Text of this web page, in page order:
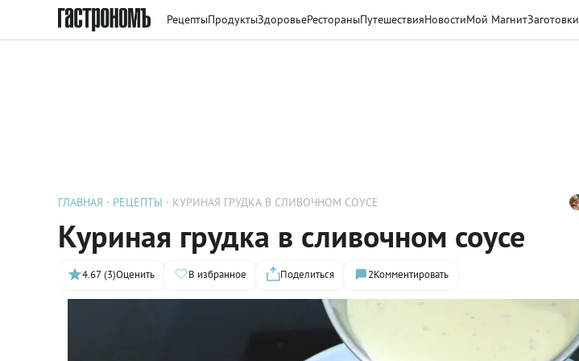
РецептыПродуктыЗдоровьеРестораныПутешествияНовостиМой МагнитЗаготовки
ГЛАВНАЯ РЕЦЕПТЫ КУРИНАЯ ГРУДКА В СЛИВОЧНОМ СОУСЕ
Куриная грудка в сливочном соусе
4.67 (3)Оценить В избранное Поделиться 2Комментировать